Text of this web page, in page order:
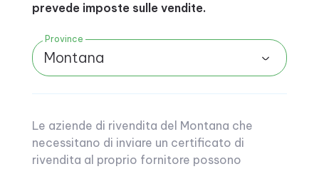
prevede imposte sulle vendite.
Province
Montana
Le aziende di rivendita del Montana che
necessitano di inviare un certificato di
rivendita al proprio fornitore possono